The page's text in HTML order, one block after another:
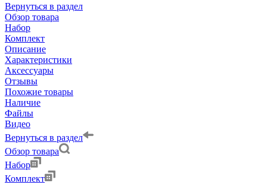
Вернуться в раздел
Обзор товара
Набор
Комплект
Описание
Характеристики
Аксессуары
Отзывы
Похожие товары
Наличие
Файлы
Видео
Вернуться в раздел
Обзор товара
Набор
Комплект